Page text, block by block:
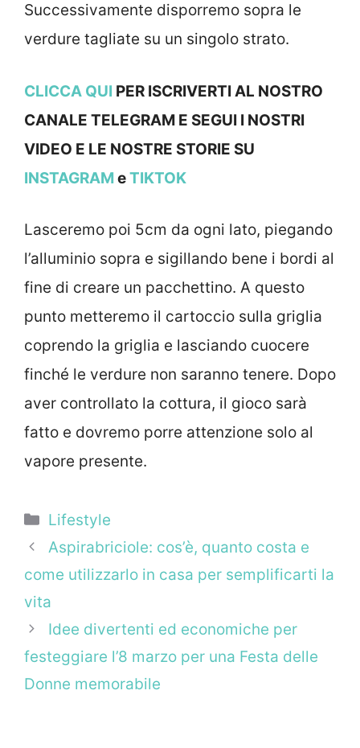
Successivamente disporremo sopra le
verdure tagliate su un singolo strato.
CLICCA QUI PER ISCRIVERTI AL NOSTRO
CANALE TELEGRAM E SEGUI I NOSTRI
VIDEO E LE NOSTRE STORIE SU
INSTAGRAMeTIKTOK
Lasceremo poi 5cm da ogni lato, piegando
l’alluminio sopra e sigillando bene i bordi al
fine di creare un pacchettino. A questo
punto metteremo il cartoccio sulla griglia
coprendo la griglia e lasciando cuocere
finché le verdure non saranno tenere. Dopo
aver controllato la cottura, il gioco sarà
fatto e dovremo porre attenzione solo al
vapore presente.
Categorie
Lifestyle
Aspirabriciole: cos’è, quanto costa e
come utilizzarlo in casa per semplificarti la
vita
Idee divertenti ed economiche per
festeggiare l’8 marzo per una Festa delle
Donne memorabile